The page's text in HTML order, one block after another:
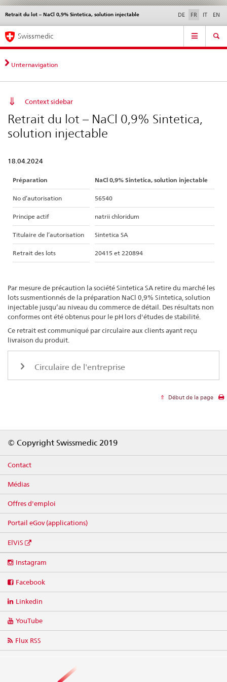
Navigation
directe:
actualités,
bases
contact
Actualités & Mises à
normes
Contact | Support &
aide
Retrait du lot – NaCl 0,9% Sintetica, solution injectable DE FR IT EN
Service
Navigation
Swissmedic
Unternavigation
Context sidebar
Retrait du lot – NaCl 0,9% Sintetica,
solution injectable
18.04.2024
Préparation NaCl 0,9% Sintetica, solution injectable
No d’autorisation 56540
Principe actif natrii chloridum
Titulaire de l’autorisation Sintetica SA
Retrait des lots 20415 et 220894
Par mesure de précaution la société Sintetica SA retire du marché les
lots susmentionnés de la préparation NaCl 0,9% Sintetica, solution
injectable jusqu’au niveau du commerce de détail. Des résultats non
conformes ont été obtenus pour le pH lors d'études de stabilité.
Ce retrait est communiqué par circulaire aux clients ayant reçu
livraison du produit.
Circulaire de l'entreprise
Début de la page
© Copyright Swissmedic 2019
Contact
Médias
Offres d'emploi
Portail eGov (applications)
ElViS
media
Instagram
Facebook
Linkedin
YouTube
Flux RSS